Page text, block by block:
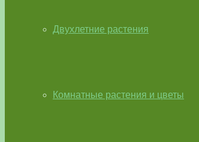
Двухлетние растения
Комнатные растения и цветы